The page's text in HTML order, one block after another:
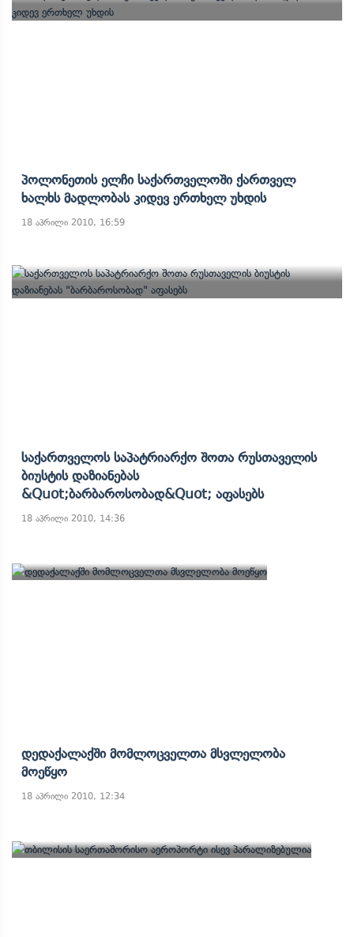
Პოლონეთის Ელჩი Საქართველოში Ქართველ
Ხალხს Მადლობას Კიდევ Ერთხელ Უხდის
18 აპრილი 2010, 16:59
Საქართველოს Საპატრიარქო Შოთა Რუსთაველის
Ბიუსტის Დაზიანებას
&quot;ბარბაროსობად&quot; Აფასებს
18 აპრილი 2010, 14:36
Დედაქალაქში Მომლოცველთა Მსვლელობა
Მოეწყო
18 აპრილი 2010, 12:34